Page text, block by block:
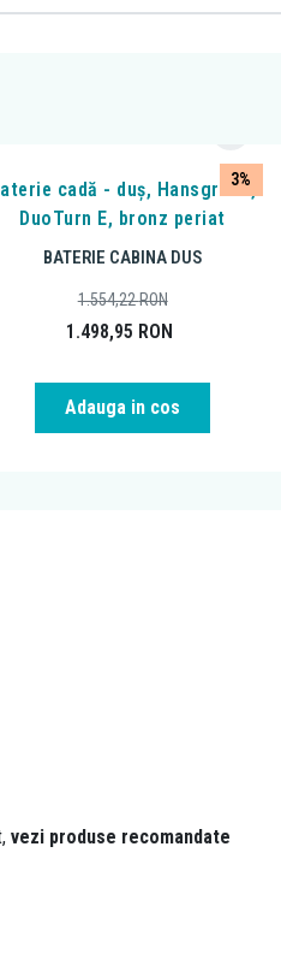
3%
cadă - duș, Hansgrohe,
DuoTurn E, bronz periat
BATERIE CABINA DUS
1.498,95 RON
1.554,22RON
Adauga in cos
vezi produse recomandate